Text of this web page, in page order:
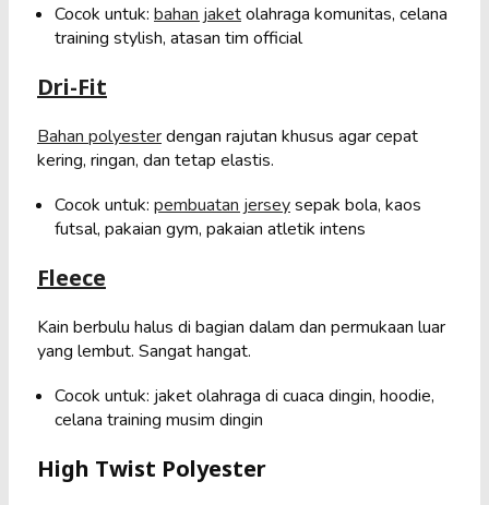
Cocok untuk: bahan jaketolahraga komunitas, celana
training stylish, atasan tim official
Dri-Fit
Bahan polyesterdengan rajutan khusus agar cepat
kering, ringan, dan tetap elastis.
Cocok untuk: pembuatan jerseysepak bola, kaos
futsal, pakaian gym, pakaian atletik intens
Fleece
Kain berbulu halus di bagian dalam dan permukaan luar
yang lembut. Sangat hangat.
Cocok untuk: jaket olahraga di cuaca dingin, hoodie,
celana training musim dingin
High Twist Polyester